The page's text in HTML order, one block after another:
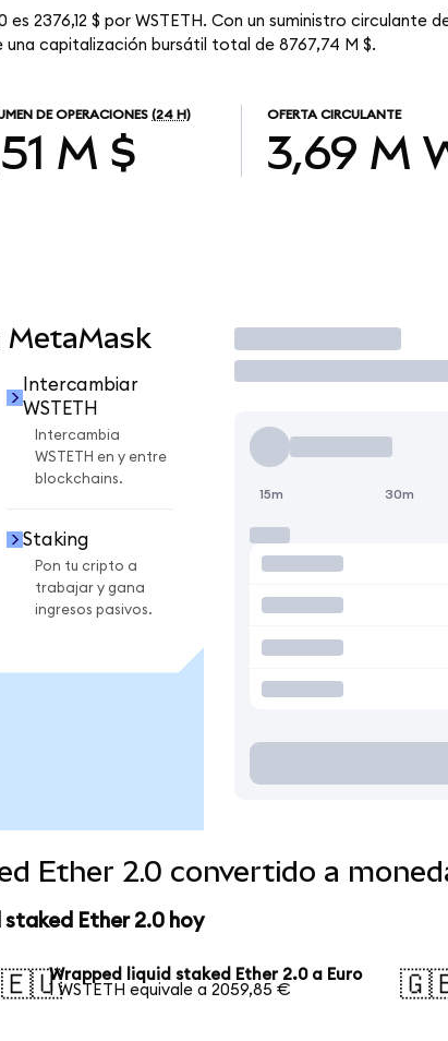
2376,12 $ por WSTETH. Con un suministro circulante
capitalización bursátil total de 8767,74 M $.
DE OPERACIONES (24 H)
M $
OFERTA CIRCULANTE
3,69 M
MetaMask
Intercambiar
WSTETH
Intercambia
WSTETH en y entre
blockchains.
Staking
Pon tu cripto a
trabajar y gana
ingresos pasivos.
Operar
15m 30m
Ether 2.0 convertido a
Ether 2.0 hoy
🇪🇺Wrapped liquid staked Ether 2.0 a Euro
1 WSTETH equivale a 2059,85 €